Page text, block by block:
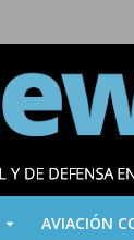
AVIACIÓN